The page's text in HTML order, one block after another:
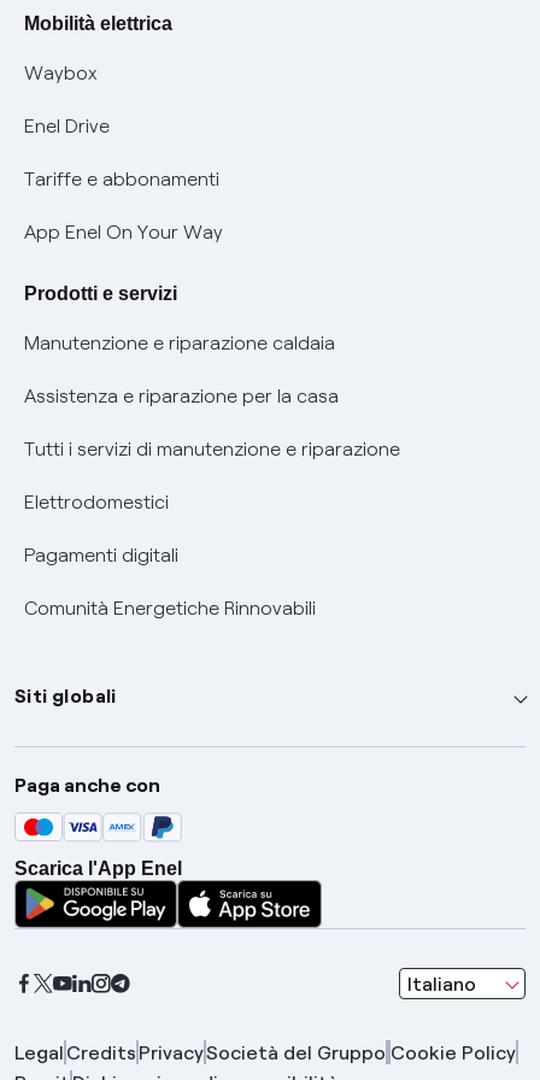
Informativa RAEE
Informativa Privacy AI
Offerte Placet non vulnerabili
Offerta Tutela Vulnerabilità Gas
Mobilità Elettrica
Phishing e truffe online
Verifica chi ti ha chiamato
Agevolazione utenti con disabilità per offerte Fibra
Informativa RAEE
Mobilità elettrica
Waybox
Enel Drive
Tariffe e abbonamenti
App Enel On Your Way
Prodotti e servizi
Manutenzione e riparazione caldaia
Assistenza e riparazione per la casa
Tutti i servizi di manutenzione e riparazione
Elettrodomestici
Pagamenti digitali
Comunità Energetiche Rinnovabili
Siti globali
Enel Group
Enel Green Power
Global Trading
Global Procurement
Gridspertise
Paga anche con
Scarica l'App Enel
Italiano
seleziona una
Legal Credits PrivacySocietà del Gruppo Cookie Policy